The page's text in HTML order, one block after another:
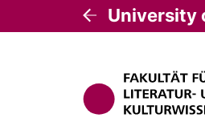
University